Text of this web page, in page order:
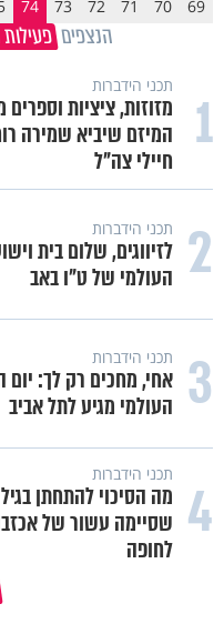
69
70
71
72
73
74
הנצפים
1 תכני הידברות
מזוזות, ציציות
המיזם שיביא שמירה
חיילי צה"ל
2 תכני הידברות
לזיווגים, שלום בית
העולמי של ט"ו באב
3 תכני הידברות
אחי, מחכים רק לך: יום
העולמי מגיע לתל אביב
4 תכני הידברות
שסיימה עשור של
לחופה